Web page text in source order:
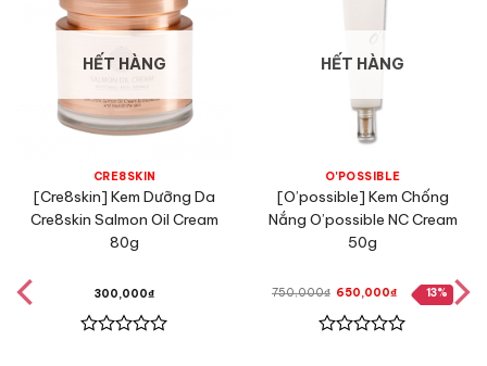
HẾT HÀNG
CRE8SKIN
[Cre8skin] Kem Dưỡng Da
Cre8skin Salmon Oil Cream
80g
300,000₫
HẾT HÀNG
O'POSSIBLE
[O’possible] Kem Chống
Nắng O’possible NC Cream
50g
750,000₫ Giá
gốc
750,000₫.
650,000₫Giá
hiện
là:
650,000₫.
13%